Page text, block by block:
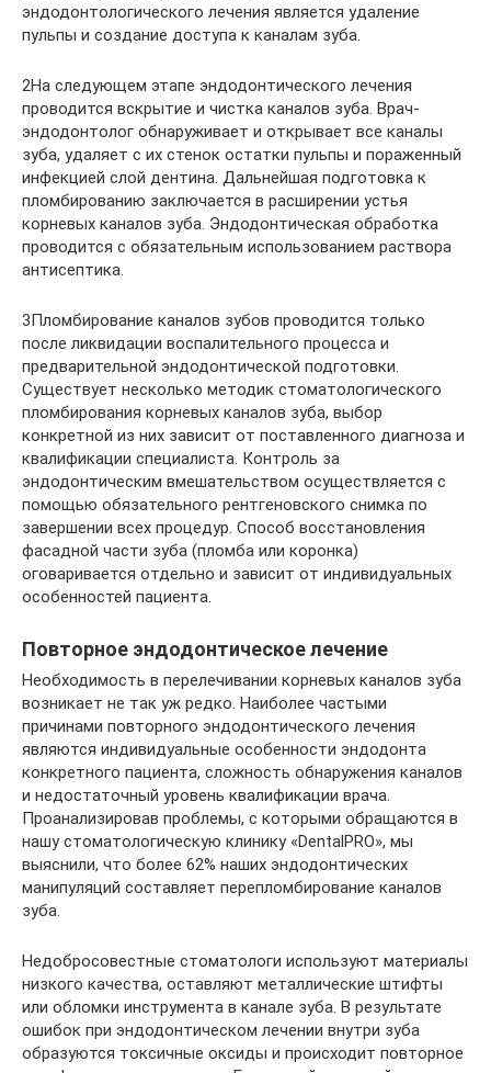
эндодонтологического лечения является удаление
пульпы и создание доступа к каналам зуба.
2На следующем этапе эндодонтического лечения
проводится вскрытие и чистка каналов зуба. Врач-
эндодонтолог обнаруживает и открывает все каналы
зуба, удаляет с их стенок остатки пульпы и пораженный
инфекцией слой дентина. Дальнейшая подготовка к
пломбированию заключается в расширении устья
корневых каналов зуба. Эндодонтическая обработка
проводится с обязательным использованием раствора
антисептика.
3Пломбирование каналов зубов проводится только
после ликвидации воспалительного процесса и
предварительной эндодонтической подготовки.
Существует несколько методик стоматологического
пломбирования корневых каналов зуба, выбор
конкретной из них зависит от поставленного диагноза и
квалификации специалиста. Контроль за
эндодонтическим вмешательством осуществляется с
помощью обязательного рентгеновского снимка по
завершении всех процедур. Способ восстановления
фасадной части зуба (пломба или коронка)
оговаривается отдельно и зависит от индивидуальных
особенностей пациента.
Повторное эндодонтическое лечение
Необходимость в перелечивании корневых каналов зуба
возникает не так уж редко. Наиболее частыми
причинами повторного эндодонтического лечения
являются индивидуальные особенности эндодонта
конкретного пациента, сложность обнаружения каналов
и недостаточный уровень квалификации врача.
Проанализировав проблемы, с которыми обращаются в
нашу стоматологическую клинику «DentalPRO», мы
выяснили, что более 62% наших эндодонтических
манипуляций составляет перепломбирование каналов
зуба.
Недобросовестные стоматологи используют материалы
низкого качества, оставляют металлические штифты
или обломки инструмента в канале зуба. В результате
ошибок при эндодонтическом лечении внутри зуба
образуются токсичные оксиды и происходит повторное